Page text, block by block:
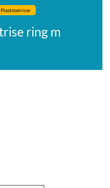
Plastmatricer
ring m